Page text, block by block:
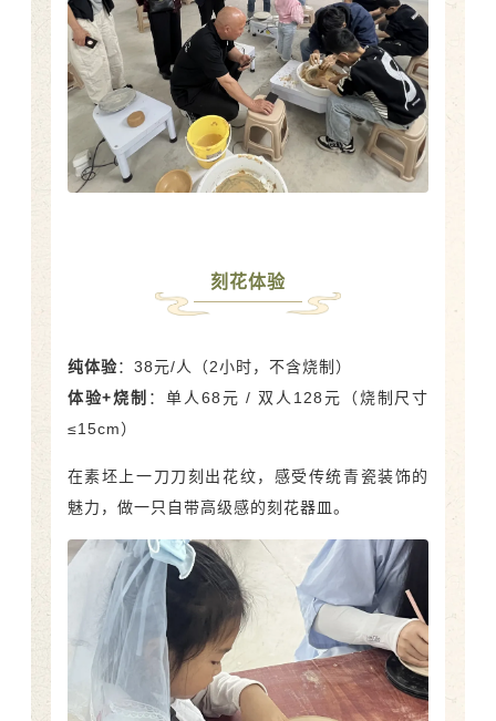
刻花体验
纯体验：38元/人（2小时，不含烧制）
体验+烧制 ：单人68元 / 双人128元（烧制尺寸
≤15cm）
在素坯上一刀刀刻出花纹，感受传统青瓷装饰的
魅力，做一只自带高级感的刻花器皿。